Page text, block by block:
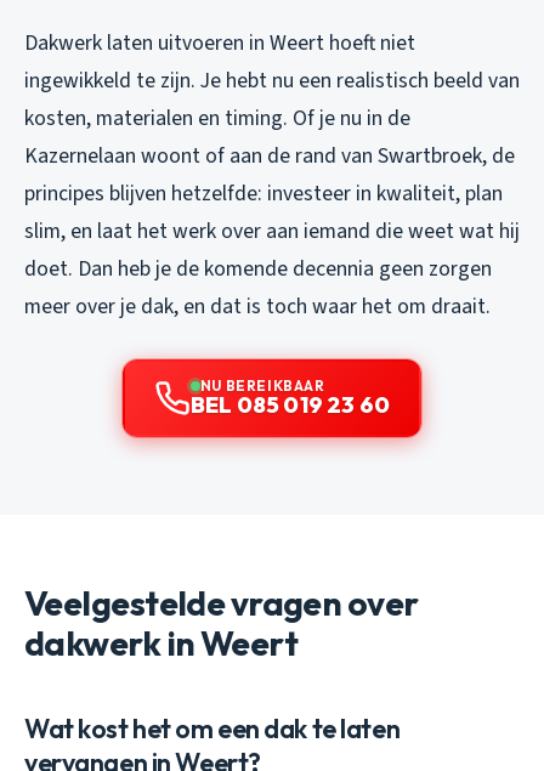
Dakwerk laten uitvoeren in Weert hoeft niet
ingewikkeld te zijn. Je hebt nu een realistisch beeld van
kosten, materialen en timing. Of je nu in de
Kazernelaan woont of aan de rand van Swartbroek, de
principes blijven hetzelfde: investeer in kwaliteit, plan
slim, en laat het werk over aan iemand die weet wat hij
doet. Dan heb je de komende decennia geen zorgen
meer over je dak, en dat is toch waar het om draait.
NU BEREIKBAAR
BEL 085 019 23 60
Veelgestelde vragen over
dakwerk in Weert
Wat kost het om een dak te laten
vervangen in Weert?